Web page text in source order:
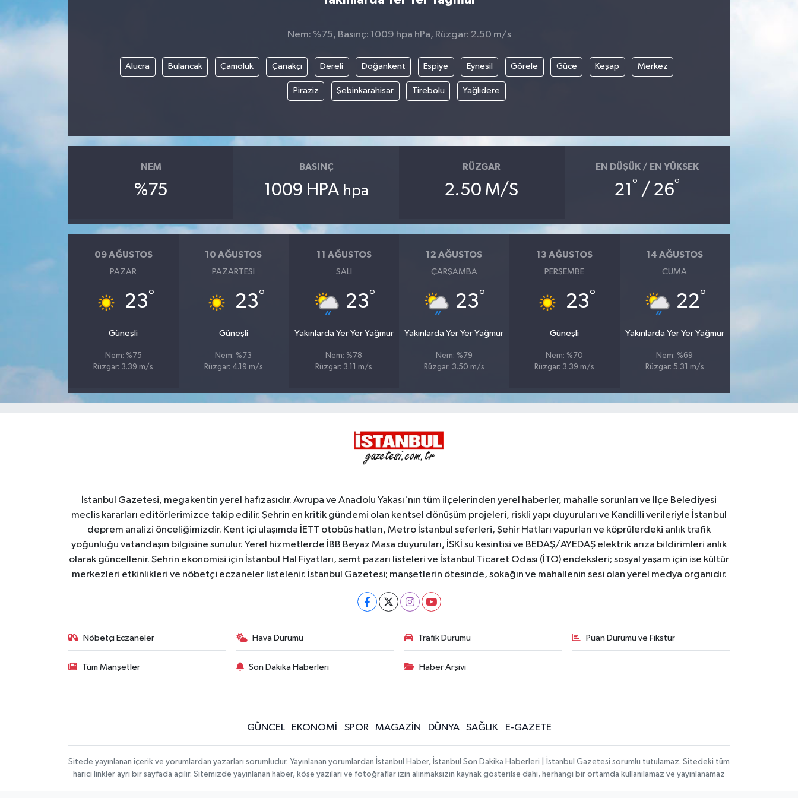
Nem: %75, Basınç: 1009 hpa hPa, Rüzgar: 2.50 m/s
Alucra Bulancak Çamoluk Çanakçı Dereli Doğankent Espiye Eynesil Görele Güce Keşap Merkez
Piraziz Şebinkarahisar Tirebolu Yağlıdere
NEM
%75
BASINÇ
1009 HPA hpa
RÜZGAR
2.50 M/S
EN DÜŞÜK / EN YÜKSEK
21° / 26°
09 AĞUSTOS
PAZAR
23°
Güneşli
Nem: %75
Rüzgar: 3.39 m/s
10 AĞUSTOS
PAZARTESI
23°
Güneşli
Nem: %73
Rüzgar: 4.19 m/s
11 AĞUSTOS
SALI
23°
Yakınlarda Yer Yer Yağmur
Nem: %78
Rüzgar: 3.11 m/s
12 AĞUSTOS
ÇARŞAMBA
23°
Yakınlarda Yer Yer Yağmur
Nem: %79
Rüzgar: 3.50 m/s
13 AĞUSTOS
PERŞEMBE
23°
Güneşli
Nem: %70
Rüzgar: 3.39 m/s
14 AĞUSTOS
CUMA
22°
Yakınlarda Yer Yer Yağmur
Nem: %69
Rüzgar: 5.31 m/s
İstanbul Gazetesi, megakentin yerel hafızasıdır. Avrupa ve Anadolu Yakası'nın tüm ilçelerinden yerel haberler, mahalle sorunları ve İlçe Belediyesi
meclis kararları editörlerimizce takip edilir. Şehrin en kritik gündemi olan kentsel dönüşüm projeleri, riskli yapı duyuruları ve Kandilli verileriyle İstanbul
deprem analizi önceliğimizdir. Kent içi ulaşımda İETT otobüs hatları, Metro İstanbul seferleri, Şehir Hatları vapurları ve köprülerdeki anlık trafik
yoğunluğu vatandaşın bilgisine sunulur. Yerel hizmetlerde İBB Beyaz Masa duyuruları, İSKİ su kesintisi ve BEDAŞ/AYEDAŞ elektrik arıza bildirimleri anlık
olarak güncellenir. Şehrin ekonomisi için İstanbul Hal Fiyatları, semt pazarı listeleri ve İstanbul Ticaret Odası (İTO) endeksleri; sosyal yaşam için ise kültür
merkezleri etkinlikleri ve nöbetçi eczaneler listelenir. İstanbul Gazetesi; manşetlerin ötesinde, sokağın ve mahallenin sesi olan yerel medya organıdır.
Nöbetçi Eczaneler Hava Durumu Trafik Durumu Puan Durumu ve Fikstür
Tüm Manşetler Son Dakika Haberleri Haber Arşivi
GÜNCEL EKONOMİ SPOR MAGAZİN DÜNYA SAĞLIK E-GAZETE
Sitede yayınlanan içerik ve yorumlardan yazarları sorumludur. Yayınlanan yorumlardan İstanbul Haber, İstanbul Son Dakika Haberleri | İstanbul Gazetesi sorumlu tutulamaz. Sitedeki tüm
harici linkler ayrı bir sayfada açılır. Sitemizde yayınlanan haber, köşe yazıları ve fotoğraflar izin alınmaksızın kaynak gösterilse dahi, herhangi bir ortamda kullanılamaz ve yayınlanamaz
BİLİM VE TEKNOLOJİ